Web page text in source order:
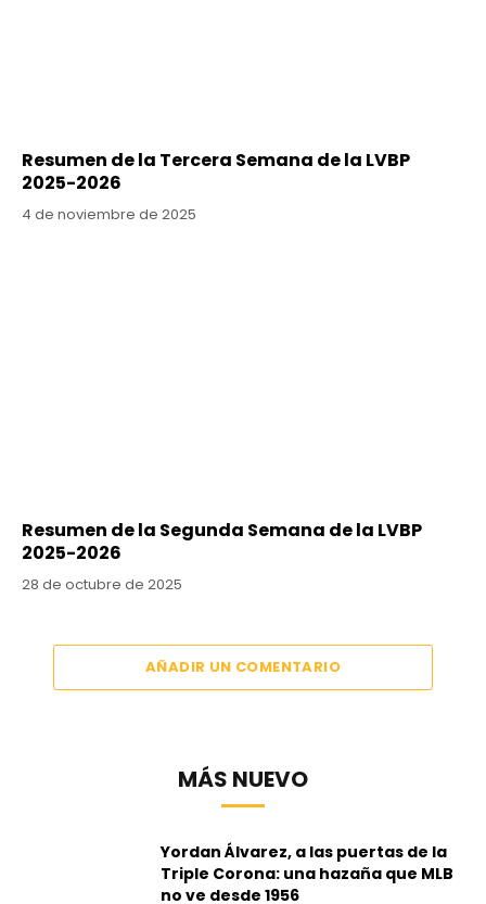
Resumen de la Tercera Semana de la LVBP
2025-2026
4 de noviembre de 2025
Resumen de la Segunda Semana de la LVBP
2025-2026
28 de octubre de 2025
AÑADIR UN COMENTARIO
MÁS NUEVO
Yordan Álvarez, a las puertas de la
Triple Corona: una hazaña que MLB
no ve desde 1956